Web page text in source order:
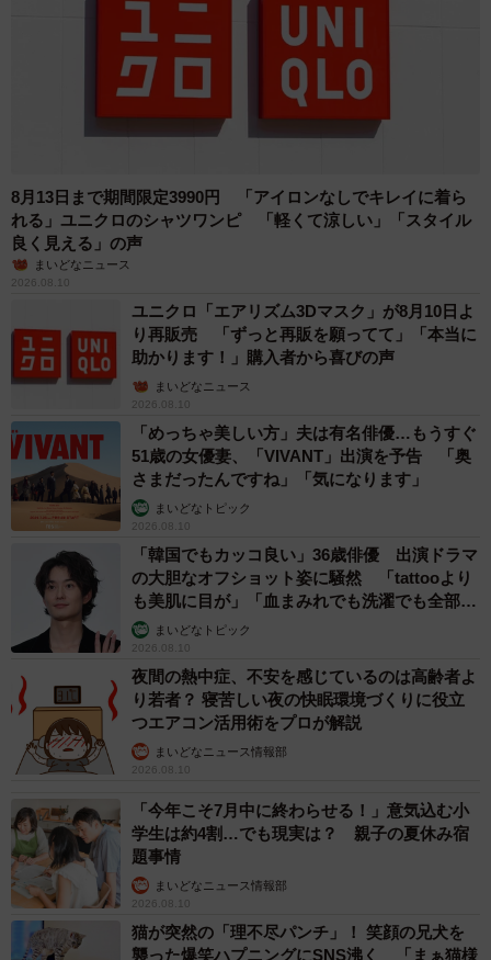
ドーナツにもたっぷりとカラースプレーをかければ、さらにかわいく！
（画像：共立食品株式会社Xより）
「約3年前のバニラアイスカップにカラースプレーをふりか
けて食べる、というSNS投稿をきっかけに、好調な人気を
保っております。
今年に入り、ますます売り上げは伸長しておりまして、当
社が取り扱う『ミックスカラースプレー 50g』『製菓用ミ
ックスカラースプレー 120g』『ミックスカラースプレー
500g』の3品の伸長率は153.3％（前年度比）となっており
ます」
ナッツ・ドライフルーツや製菓材料の輸入製造販売などを
展開する同社がホームメイド用のケーキ材料の開発・発売
を開始したのは1974年頃。しかし、当時からミックスカラ
ついては不明だそうだ。
現在、取り扱っているミックスカラースプレー商品の構成
カラーは、茶・白・オレンジ・グリーン・薄いピンク・濃
いピンク・黄の全7色。
過去には、「ピンク色のみを集めたピンクスプレー」を販
売していた時期もあったが、現在は終売。また、「より淡
い色合い」や「ブルー系のカラーがあれば」といった声も
8月13日まで期間限定3990円 「アイロンなしでキレイに着ら
れる」ユニクロのシャツワンピ 「軽くて涼しい」「スタイル
良く見える」の声
まいどなニュース
2026.08.10
ユニクロ「エアリズム3Dマスク」が8月10日よ
り再販売 「ずっと再販を願ってて」「本当に
助かります！」購入者から喜びの声
まいどなニュース
2026.08.10
「めっちゃ美しい方」夫は有名俳優…もうすぐ
51歳の女優妻、「VIVANT」出演を予告 「奥
さまだったんですね」「気になります」
まいどなトピック
2026.08.10
「韓国でもカッコ良い」36歳俳優 出演ドラマ
の大胆なオフショット姿に騒然 「tattooより
も美肌に目が」「血まみれでも洗濯でも全部か
っこいい」
まいどなトピック
2026.08.10
夜間の熱中症、不安を感じているのは高齢者よ
り若者？ 寝苦しい夜の快眠環境づくりに役立
つエアコン活用術をプロが解説
まいどなニュース情報部
2026.08.10
「今年こそ7月中に終わらせる！」意気込む小
学生は約4割…でも現実は？ 親子の夏休み宿
題事情
まいどなニュース情報部
2026.08.10
猫が突然の「理不尽パンチ」！ 笑顔の兄犬を
襲った爆笑ハプニングにSNS沸く 「まぁ猫様